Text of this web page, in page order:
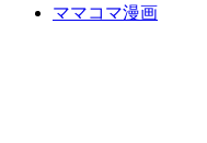
ママコマ漫画